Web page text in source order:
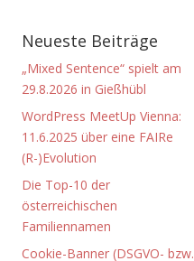
Neueste Beiträge
„Mixed Sentence“ spielt am
29.8.2026 in Gießhübl
WordPress MeetUp Vienna:
11.6.2025 über eine FAIRe
(R-)Evolution
Die Top-10 der
österreichischen
Familiennamen
Cookie-Banner (DSGVO- bzw.